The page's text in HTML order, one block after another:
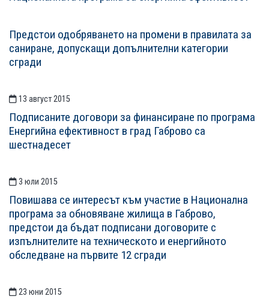
Предстои одобряването на промени в правилата за
саниране, допускащи допълнителни категории
сгради
13 август 2015
Подписаните договори за финансиране по програма
Енергийна ефективност в град Габрово са
шестнадесет
3 юли 2015
Повишава се интересът към участие в Национална
програма за обновяване жилища в Габрово,
предстои да бъдат подписани договорите с
изпълнителите на техническото и енергийното
обследване на първите 12 сгради
23 юни 2015